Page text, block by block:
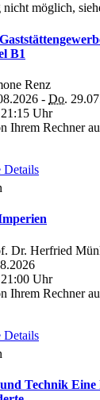
möglich,
B1
Renz
- Do.
Uhr
Ihrem Rechner
Details
Dr. Herfried
Uhr
Ihrem Rechner
Details
Technik Eine